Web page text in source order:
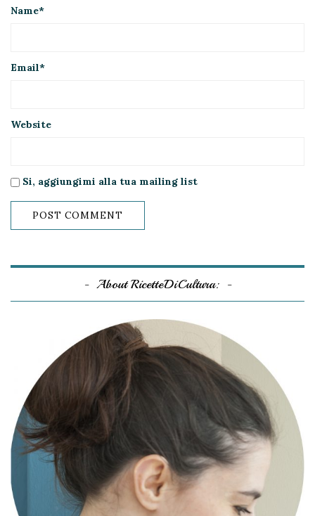
Name*
Email*
Website
Si, aggiungimi alla tua mailing list
About RicetteDiCultura: